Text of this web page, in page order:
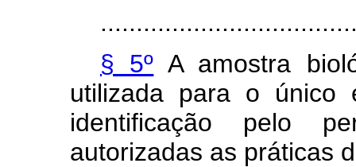
§ 5º A amostra
utilizada para o único
identificação pelo
autorizadas as práticas